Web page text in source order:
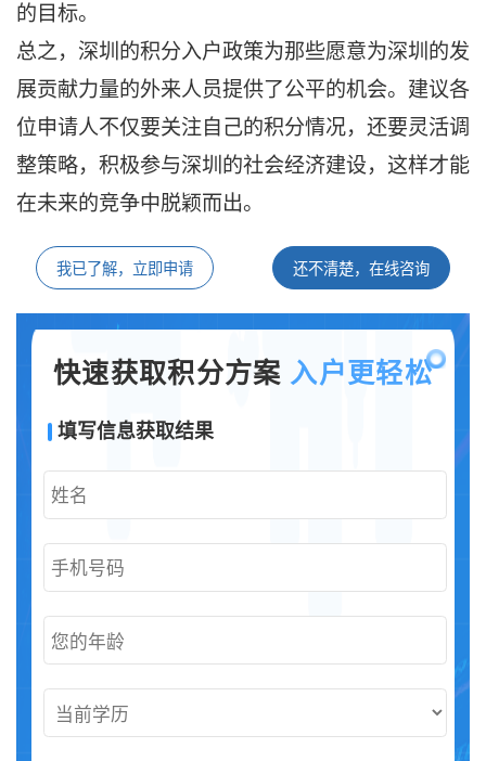
的目标。
总之，深圳的积分入户政策为那些愿意为深圳的发
展贡献力量的外来人员提供了公平的机会。建议各
位申请人不仅要关注自己的积分情况，还要灵活调
整策略，积极参与深圳的社会经济建设，这样才能
在未来的竞争中脱颖而出。
我已了解，立即申请 还不清楚，在线咨询
快速获取积分方案 入户更轻松
填写信息获取结果